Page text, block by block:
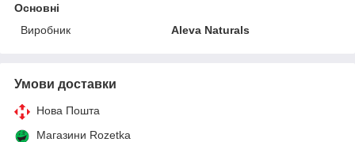
Основні
Виробник
Aleva Naturals
Умови доставки
Нова Пошта
Магазини Rozetka